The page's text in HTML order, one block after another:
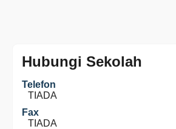
Hubungi Sekolah
Telefon
TIADA
Fax
TIADA